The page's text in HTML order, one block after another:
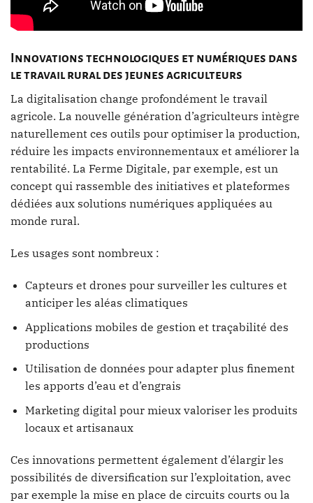
Innovations technologiques et numériques dans
le travail rural des jeunes agriculteurs
La digitalisation change profondément le travail
agricole. La nouvelle génération d’agriculteurs intègre
naturellement ces outils pour optimiser la production,
réduire les impacts environnementaux et améliorer la
rentabilité. La Ferme Digitale, par exemple, est un
concept qui rassemble des initiatives et plateformes
dédiées aux solutions numériques appliquées au
monde rural.
Les usages sont nombreux :
Capteurs et drones pour surveiller les cultures et
anticiper les aléas climatiques
Applications mobiles de gestion et traçabilité des
productions
Utilisation de données pour adapter plus finement
les apports d’eau et d’engrais
Marketing digital pour mieux valoriser les produits
locaux et artisanaux
Ces innovations permettent également d’élargir les
possibilités de diversification sur l’exploitation, avec
par exemple la mise en place de circuits courts ou la